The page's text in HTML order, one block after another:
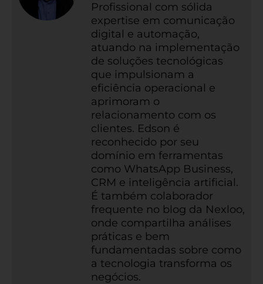
Profissional com sólida
expertise em comunicação
digital e automação,
atuando na implementação
de soluções tecnológicas
que impulsionam a
eficiência operacional e
aprimoram o
relacionamento com os
clientes. Edson é
reconhecido por seu
domínio em ferramentas
como WhatsApp Business,
CRM e inteligência artificial.
É também colaborador
frequente no blog da Nexloo,
onde compartilha análises
práticas e bem
fundamentadas sobre como
a tecnologia transforma os
negócios.